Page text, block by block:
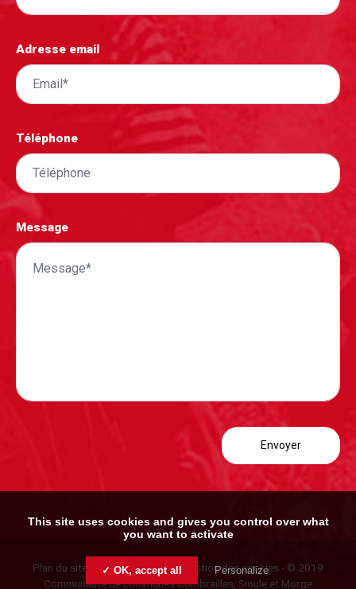
Adresse email
Téléphone
Message
Plan du site Mentions légales- Gestion des cookies - © 2019
Communauté de communes Combrailles, Sioule et Morge
This site uses cookies and gives you control over what
you want to activate
✓ OK, accept all Personalize